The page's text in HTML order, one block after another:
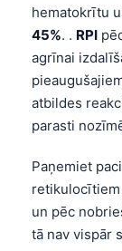
hematokrītu
45%. . RPI
agrīnai
atbildes
parasti
Paņemiet
retikulocītiem
un pēc
tā nav vispār